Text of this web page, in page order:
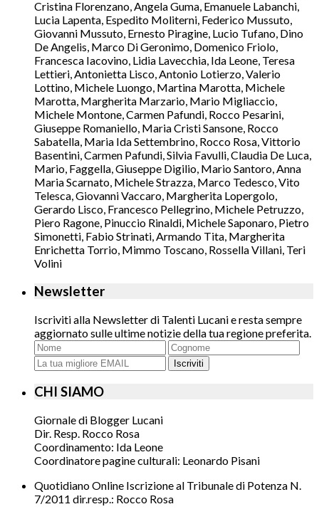
Cristina Florenzano, Angela Guma, Emanuele Labanchi,
Lucia Lapenta, Espedito Moliterni, Federico Mussuto,
Giovanni Mussuto, Ernesto Piragine, Lucio Tufano, Dino
De Angelis, Marco Di Geronimo, Domenico Friolo,
Francesca Iacovino, Lidia Lavecchia, Ida Leone, Teresa
Lettieri, Antonietta Lisco, Antonio Lotierzo, Valerio
Lottino, Michele Luongo, Martina Marotta, Michele
Marotta, Margherita Marzario, Mario Migliaccio,
Michele Montone, Carmen Pafundi, Rocco Pesarini,
Giuseppe Romaniello, Maria Cristi Sansone, Rocco
Sabatella, Maria Ida Settembrino, Rocco Rosa, Vittorio
Basentini, Carmen Pafundi, Silvia Favulli, Claudia De Luca,
Mario, Faggella, Giuseppe Digilio, Mario Santoro, Anna
Maria Scarnato, Michele Strazza, Marco Tedesco, Vito
Telesca, Giovanni Vaccaro, Margherita Lopergolo,
Gerardo Lisco, Francesco Pellegrino, Michele Petruzzo,
Piero Ragone, Pinuccio Rinaldi, Michele Saponaro, Pietro
Simonetti, Fabio Strinati, Armando Tita, Margherita
Enrichetta Torrio, Mimmo Toscano, Rossella Villani, Teri
Volini
Newsletter
Iscriviti alla Newsletter di Talenti Lucani e resta sempre
aggiornato sulle ultime notizie della tua regione preferita.
Iscriviti
CHI SIAMO
Giornale di Blogger Lucani
Dir. Resp. Rocco Rosa
Coordinamento: Ida Leone
Coordinatore pagine culturali: Leonardo Pisani
Quotidiano Online Iscrizione al Tribunale di Potenza N.
7/2011 dir.resp.: Rocco Rosa